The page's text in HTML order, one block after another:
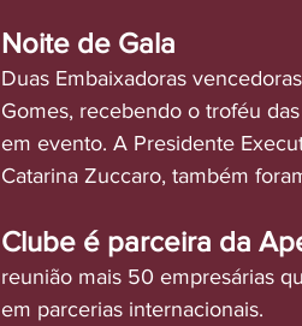
Noite de Gala
Duas Embaixadoras
Gomes, recebendo o troféu
em evento. A Presidente
Catarina Zuccaro, também
Clube é parceira da
reunião mais 50 empresárias
em parcerias internacionais.